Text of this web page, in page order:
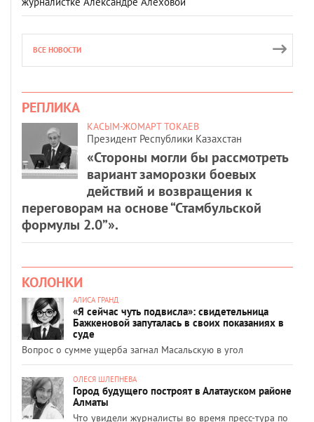
ВСЕ НОВОСТИ
РЕПЛИКА
КАСЫМ-ЖОМАРТ ТОКАЕВ
Президент Республики Казахстан
«Стороны могли бы рассмотреть
вариант заморозки боевых
действий и возвращения к
переговорам на основе “Стамбульской
формулы 2.0”».
КОЛОНКИ
АЛИСА ГРАНД
«Я сейчас чуть подвисла»: свидетельница
Бажкеновой запуталась в своих показаниях в
суде
Вопрос о сумме ущерба загнал Масальскую в угол
ОЛЕСЯ ШЛЕПНЕВА
Город будущего построят в Алатауском районе
Алматы
Что увидели журналисты во время пресс-тура по